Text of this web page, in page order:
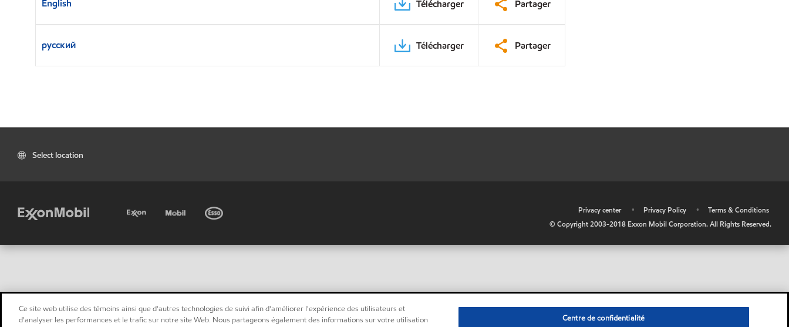
English Télécharger Partager
русский Télécharger Partager
Select location
Privacy center • Privacy Policy •
Terms & Conditions
© Copyright 2003-2018 Exxon Mobil Corporation. All Rights Reserved.
Ce site web utilise des témoins ainsi que d'autres technologies de suivi afin d'améliorer l'expérience des utilisateurs et
d'analyser les performances et le trafic sur notre site Web. Nous partageons également des informations sur votre utilisation
Centre de confidentialité